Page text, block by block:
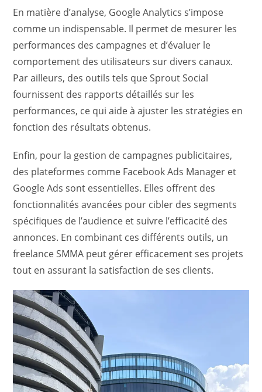
En matière d’analyse, Google Analytics s’impose
comme un indispensable. Il permet de mesurer les
performances des campagnes et d’évaluer le
comportement des utilisateurs sur divers canaux.
Par ailleurs, des outils tels que Sprout Social
fournissent des rapports détaillés sur les
performances, ce qui aide à ajuster les stratégies en
fonction des résultats obtenus.
Enfin, pour la gestion de campagnes publicitaires,
des plateformes comme Facebook Ads Manager et
Google Ads sont essentielles. Elles offrent des
fonctionnalités avancées pour cibler des segments
spécifiques de l’audience et suivre l’efficacité des
annonces. En combinant ces différents outils, un
freelance SMMA peut gérer efficacement ses projets
tout en assurant la satisfaction de ses clients.